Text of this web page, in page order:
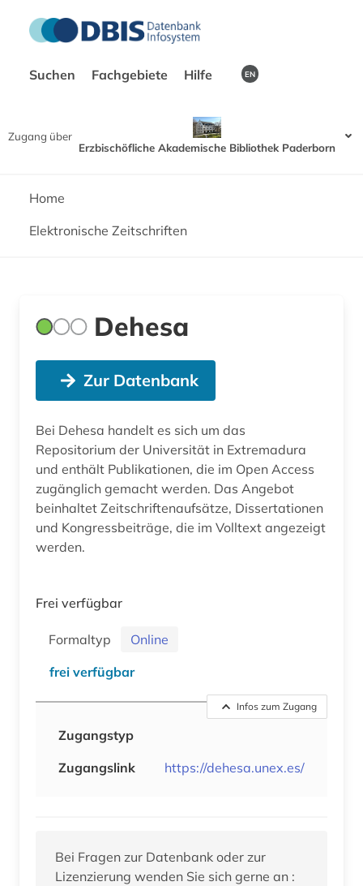
Suchen Fachgebiete Hilfe EN
Zugang über
Erzbischöfliche Akademische Bibliothek Paderborn
Home
Elektronische Zeitschriften
Dehesa
Zur Datenbank
Bei Dehesa handelt es sich um das
Repositorium der Universität in Extremadura
und enthält Publikationen, die im Open Access
zugänglich gemacht werden. Das Angebot
beinhaltet Zeitschriftenaufsätze, Dissertationen
und Kongressbeiträge, die im Volltext angezeigt
werden.
Frei verfügbar
Formaltyp
Online
frei verfügbar
Infos zum Zugang
Zugangstyp
Zugangslink
https://dehesa.unex.es/
Bei Fragen zur Datenbank oder zur
Lizenzierung wenden Sie sich gerne an :